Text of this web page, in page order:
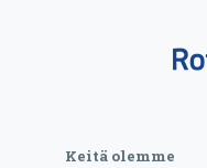
Keitä olemme